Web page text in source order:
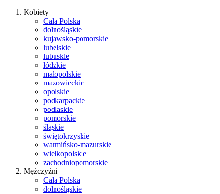
Kobiety
Cała Polska
dolnośląskie
kujawsko-pomorskie
lubelskie
lubuskie
łódzkie
małopolskie
mazowieckie
opolskie
podkarpackie
podlaskie
pomorskie
śląskie
świętokrzyskie
warmińsko-mazurskie
wielkopolskie
zachodniopomorskie
Mężczyźni
Cała Polska
dolnośląskie